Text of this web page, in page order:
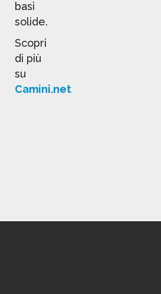
basi
solide.
Scopri
di più
su
Camini.net